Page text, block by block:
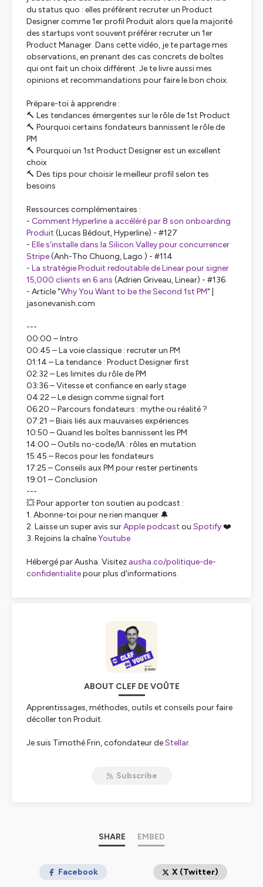
du status quo : elles préfèrent recruter un Product
Designer comme 1er profil Produit alors que la majorité
des startups vont souvent préférer recruter un 1er
Product Manager. Dans cette vidéo, je te partage mes
observations, en prenant des cas concrets de boîtes
qui ont fait un choix différent. Je te livre aussi mes
opinions et recommandations pour faire le bon choix.
Prépare-toi à apprendre :
🔨 Les tendances émergentes sur le rôle de 1st Product
🔨 Pourquoi certains fondateurs bannissent le rôle de
PM
🔨 Pourquoi un 1st Product Designer est un excellent
choix
🔨 Des tips pour choisir le meilleur profil selon tes
besoins
Ressources complémentaires :
- Comment Hyperline a accéléré par 8 son onboarding
Produit (Lucas Bédout, Hyperline) - #127
- Elle s'installe dans la Silicon Valley pour concurrencer
Stripe(Anh-Tho Chuong, Lago ) - #114
- La stratégie Produit redoutable de Linear pour signer
15,000 clients en 6 ans (Adrien Griveau, Linear) - #136
- Article "Why You Want to be theSecond 1st PM" |
jasonevanish.com
---
00:00 – Intro
00:45 – La voie classique : recruter un PM
01:14 – La tendance : Product Designer first
02:32 – Les limites du rôle de PM
03:36 – Vitesse et confiance en early stage
04:22 – Le design comme signal fort
06:20 – Parcours fondateurs : mythe ou réalité ?
07:21 – Biais liés aux mauvaises expériences
10:50 – Quand les boîtes bannissent les PM
14:00 – Outils no-code/IA : rôles en mutation
15:45 – Recos pour les fondateurs
17:25 – Conseils aux PM pour rester pertinents
19:01 – Conclusion
---
💥 Pour apporter ton soutien au podcast :
1. Abonne-toi pour ne rien manquer 🔔
2. Laisse un super avis surApple podcast ou Spotify❤️
3. Rejoins la chaîneYoutube
Hébergé par Ausha. Visitez ausha.co/politique-de-
confidentialitepour plus d'informations.
ABOUT CLEF DE VOÛTE
Apprentissages, méthodes, outils et conseils pour faire
décoller ton Produit.
Je suis Timothé Frin, cofondateur deStellar.
Clef de voûte, c'est le podcast Product pour celles et
L'objectif de Clef de voûte est que tu puisses t'inspirer
enseignementsapplicables dans ton quotidien.
Subscribe
SHARE EMBED
Facebook X (Twitter)